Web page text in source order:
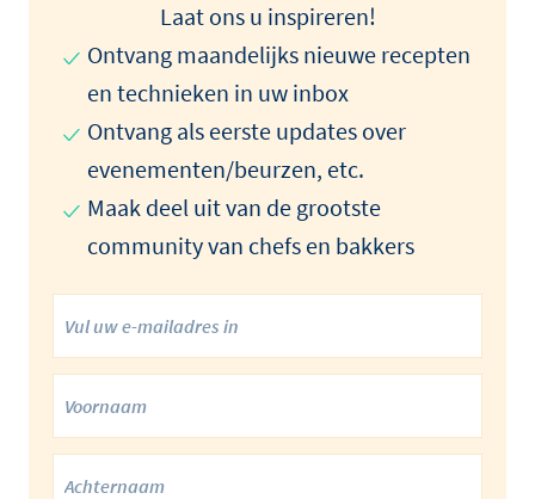
Laat ons u inspireren!
Ontvang maandelijks nieuwe recepten
en technieken in uw inbox
Ontvang als eerste updates over
evenementen/beurzen, etc.
Maak deel uit van de grootste
community van chefs en bakkers